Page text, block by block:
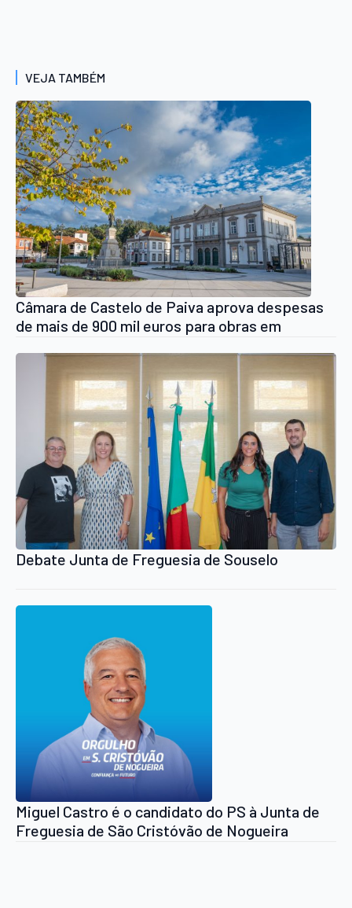
VEJA TAMBÉM
Câmara de Castelo de Paiva aprova despesas
de mais de 900 mil euros para obras em
Debate Junta de Freguesia de Souselo
Miguel Castro é o candidato do PS à Junta de
Freguesia de São Cristóvão de Nogueira